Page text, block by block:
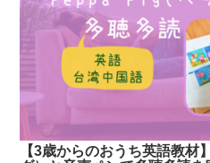
【3歳からのおうち英語教